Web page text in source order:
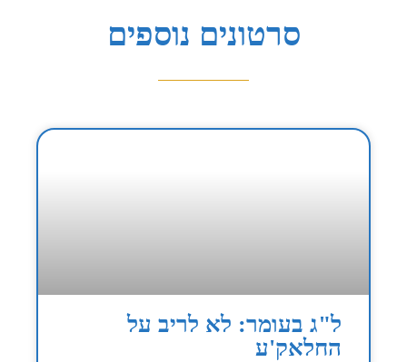
סרטונים נוספים
ל"ג בעומר: לא לריב על
החלאק'ע